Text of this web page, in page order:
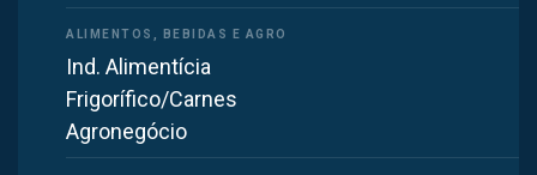
Ind. Alimentícia
Frigorífico/Carnes
Agronegócio
Itupeva, SP, Brasil